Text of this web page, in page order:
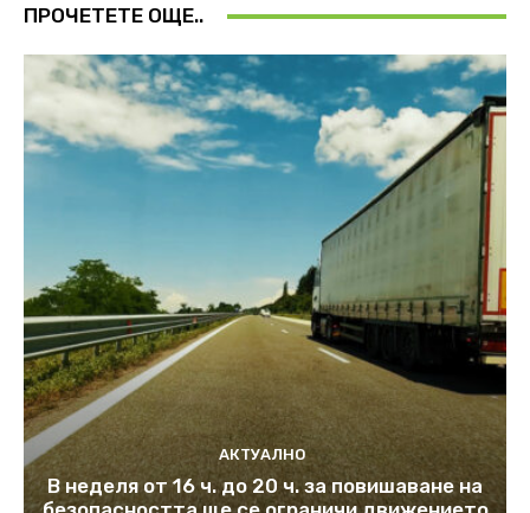
ПРОЧЕТЕТЕ ОЩЕ..
АКТУАЛНО
В неделя от 16 ч. до 20 ч. за повишаване на